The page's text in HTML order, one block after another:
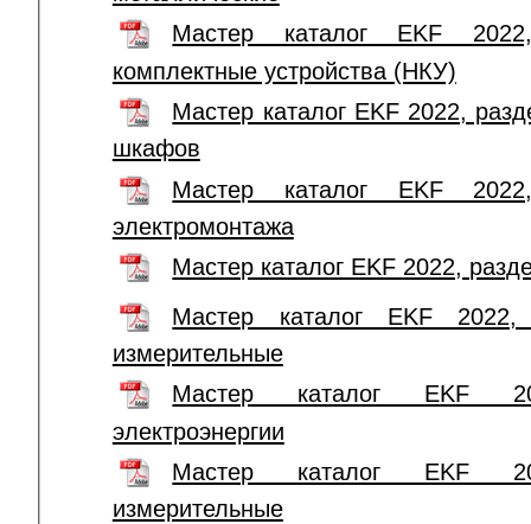
Мастер каталог EKF
комплектные устройства (НКУ)
Мастер каталог EKF 2022,
шкафов
Мастер каталог EKF
электромонтажа
Мастер каталог EKF 2022,
Мастер каталог EKF 2022,
измерительные
Мастер каталог EKF
электроэнергии
Мастер каталог EKF
измерительные